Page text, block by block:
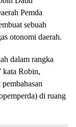
Pemda
sebuah
otonomi daerah.
dalam rangka
kata Robin,
di ruang